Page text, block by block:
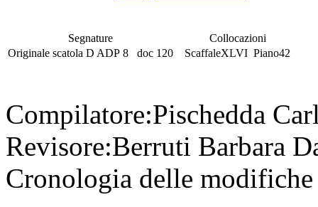
Segnature
Originale scatola D ADP 8 doc 120
Collocazioni
ScaffaleXLVI Piano42
Compilatore:Pischedda
Revisore:Berruti Barbara
Cronologia delle